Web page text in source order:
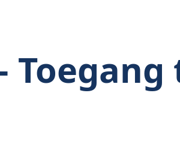
Toegang